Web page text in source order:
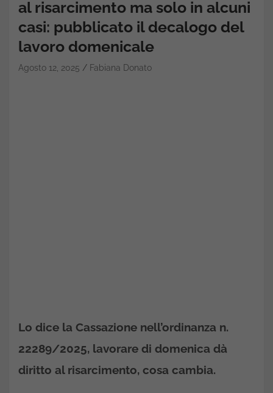
al risarcimento ma solo in alcuni
casi: pubblicato il decalogo del
lavoro domenicale
Agosto 12, 2025 Fabiana Donato
Lo dice la Cassazione nell’ordinanza n.
22289/2025, lavorare di domenica dà
diritto al risarcimento, cosa cambia.